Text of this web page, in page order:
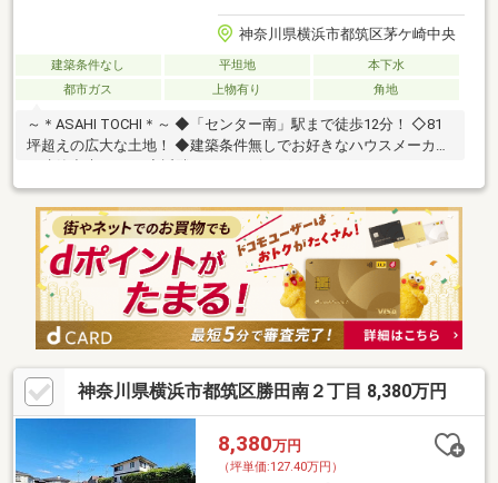
神奈川県横浜市都筑区茅ケ崎中央
建築条件なし 平坦地
本下水
都市ガス
上物有り 角地
～＊ASAHI TOCHI＊～ ◆「センター南」駅まで徒歩12分！ ◇81
坪超えの広大な土地！ ◆建築条件無しでお好きなハウスメーカー
神奈川県横浜市都筑区勝田南２丁目 8,380万円
8,380万円
（坪単価:127.40万円）